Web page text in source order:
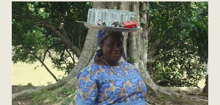
NEF
MULTIMEDIA
P. AUGUSTO ETCHECOPAR